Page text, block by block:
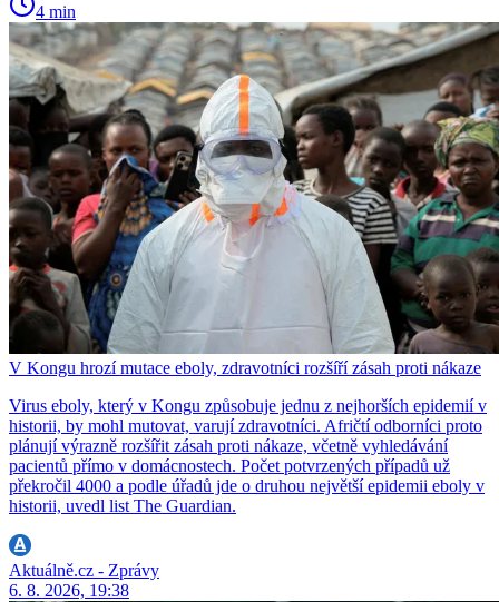
4 min
V Kongu hrozí mutace eboly, zdravotníci rozšíří zásah proti nákaze
Virus eboly, který v Kongu způsobuje jednu z nejhorších epidemií v
historii, by mohl mutovat, varují zdravotníci. Afričtí odborníci proto
plánují výrazně rozšířit zásah proti nákaze, včetně vyhledávání
pacientů přímo v domácnostech. Počet potvrzených případů už
překročil 4000 a podle úřadů jde o druhou největší epidemii eboly v
historii, uvedl list The Guardian.
Aktuálně.cz - Zprávy
6. 8. 2026, 19:38